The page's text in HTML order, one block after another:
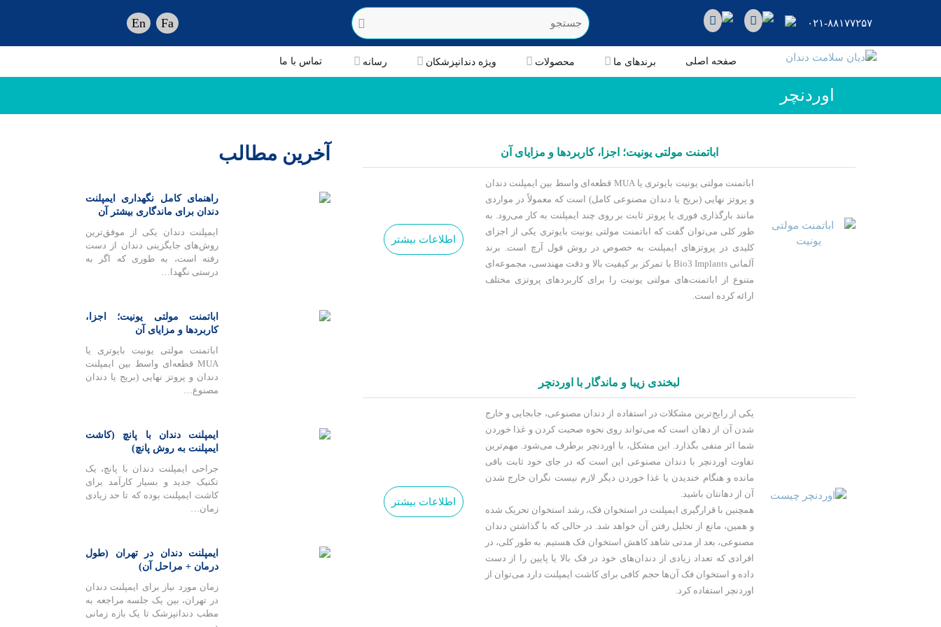
En Fa ۰۲۱-۸۸۱۷۷۲۵۷
دیان
سلامت
دندان
صفحه اصلی برندهای ما محصولات ویژه دندانپزشکان رسانه تماس با ما
اوردنچر
اباتمنت مولتی یونیت؛ اجزا، کاربردها و مزایای آن
اباتمنت مولتی یونیت بایوتری یا MUA قطعه‌ای واسط بین ایمپلنت دندان
و پروتز نهایی (بریج یا دندان مصنوعی کامل) است که معمولاً در مواردی
مانند بارگذاری فوری یا پروتز ثابت بر روی چند ایمپلنت به کار می‌رود. به
طور کلی می‌توان گفت که اباتمنت مولتی یونیت بایوتری یکی از اجزای
کلیدی در پروتزهای ایمپلنت به خصوص در روش فول آرچ است. برند
آلمانی Bio3 Implants با تمرکز بر کیفیت بالا و دقت مهندسی، مجموعه‌ای
متنوع از اباتمنت‌های مولتی یونیت را برای کاربردهای پروتزی مختلف
ارائه کرده است.
اطلاعات بیشتر
لبخندی زیبا و ماندگار با اوردنچر
یکی از رایج‌ترین مشکلات در استفاده از دندان مصنوعی، جابجایی و خارج
شدن آن از دهان است که می‌تواند روی نحوه صحبت کردن و غذا خوردن
شما اثر منفی بگذارد. این مشکل، با اوردنچر برطرف می‌شود. مهم‌ترین
تفاوت اوردنچر با دندان مصنوعی این است که در جای خود ثابت باقی
مانده و هنگام خندیدن یا غذا خوردن دیگر لازم نیست نگران خارج شدن
آن از دهانتان باشید.
همچنین با قرارگیری ایمپلنت در استخوان فک، رشد استخوان تحریک شده
و همین، مانع از تحلیل رفتن آن خواهد شد. در حالی که با گذاشتن دندان
مصنوعی، بعد از مدتی شاهد کاهش استخوان فک هستیم. به طور کلی، در
افرادی که تعداد زیادی از دندان‌های خود در فک بالا یا پایین را از دست
داده و استخوان فک آن‌ها حجم کافی برای کاشت ایمپلنت دارد می‌توان از
اوردنچر استفاده کرد.
اطلاعات بیشتر
آخرین مطالب
راهنمای کامل نگهداری ایمپلنت
دندان برای ماندگاری بیشتر آن
ایمپلنت دندان یکی از موفق‌ترین
روش‌های جایگزینی دندان از دست
رفته است، به طوری که اگر به
درستی نگهدا…
اباتمنت مولتی یونیت؛ اجزا،
کاربردها و مزایای آن
اباتمنت مولتی یونیت بایوتری یا
MUA قطعه‌ای واسط بین ایمپلنت
دندان و پروتز نهایی (بریج یا دندان
مصنوع…
ایمپلنت دندان با پانچ (کاشت
ایمپلنت به روش پانچ)
جراحی ایمپلنت دندان با پانچ، یک
تکنیک جدید و بسیار کارآمد برای
کاشت ایمپلنت بوده که تا حد زیادی
زمان…
ایمپلنت دندان در تهران (طول
درمان + مراحل آن)
زمان مورد نیاز برای ایمپلنت دندان
در تهران، بین یک جلسه مراجعه به
مطب دندانپزشک تا یک بازه زمانی